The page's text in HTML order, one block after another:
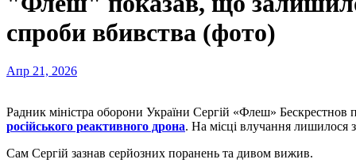
спроби вбивства (фото)
Апр 21, 2026
Радник міністра оборони України Сергій «Флеш»
російського реактивного дрона. На місці влучання лишилося
Сам Сергій зазнав серйозних поранень та дивом вижив.